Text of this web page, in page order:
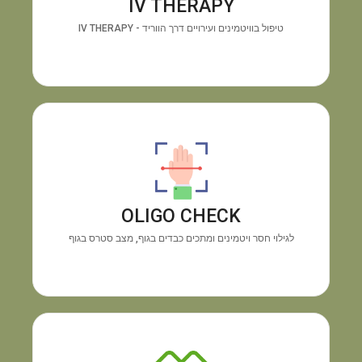
IV THERAPY
טיפול בוויטמינים ועירויים דרך הווריד - IV THERAPY
האנרגיה ושיפור החיוניות תוך זמן קצר.
OLIGO CHECK
לגילוי חסר ויטמינים ומתכים כבדים בגוף, מצב סטרס בגוף
בדיקה טכנולוגית מיידית דרך כף היד.
חוסרים בוויטמינים ומינרלים והצטברות מתכות רעילות,
ללא צורך בבדיקת דם.